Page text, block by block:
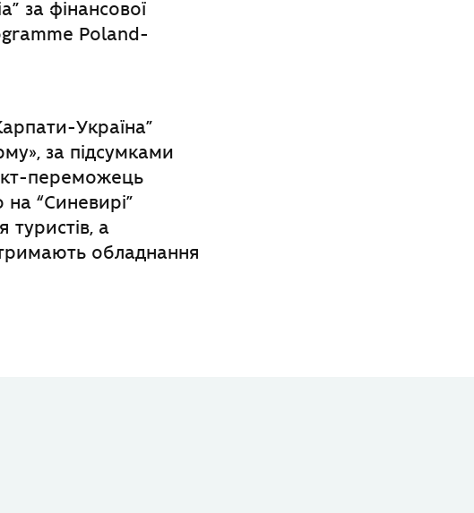
за фінансової
Poland-
Україна”
за підсумками
переможець
“Синевирі”
туристів, а
обладнання